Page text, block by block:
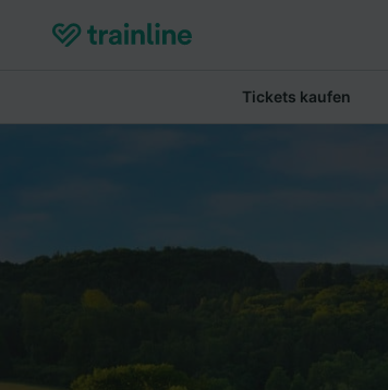
Tickets kaufen